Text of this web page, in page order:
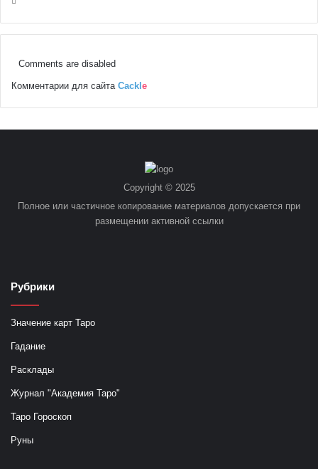
Comments are disabled
Комментарии для сайта Cackle
Copyright © 2025
Полное или частичное копирование материалов допускается при
размещении активной ссылки
Рубрики
Значение карт Таро
Гадание
Расклады
Журнал "Академия Таро"
Таро Гороскоп
Руны